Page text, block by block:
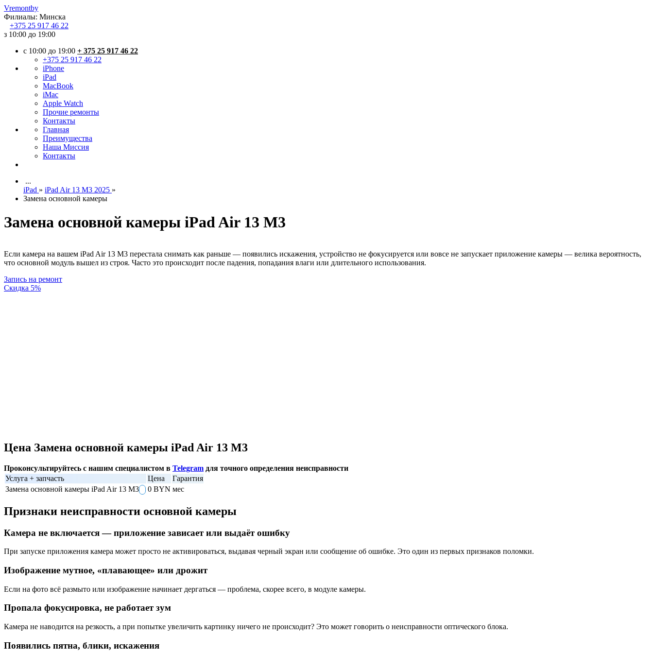
Vremontby
Филиалы: Минска
+375 25 917 46 22
з 10:00 до 19:00
c 10:00 до 19:00 + 375 25 917 46 22
+375 25 917 46 22
iPhone
iPad
MacBook
iMac
Apple Watch
Прочие ремонты
Контакты
Главная
Преимущества
Наша Миссия
Контакты
...
iPad » iPad Air 13 M3 2025 »
Замена основной камеры
Замена основной камеры iPad Air 13 M3
Если камера на вашем iPad Air 13 M3 перестала снимать как раньше — появились искажения, устройство не фокусируется или вовсе не запускает приложение камеры — велика вероятность,
что основной модуль вышел из строя. Часто это происходит после падения, попадания влаги или длительного использования.
Запись на ремонт
Скидка 5%
Цена Замена основной камеры iPad Air 13 M3
Проконсультируйтесь с нашим специалистом в Telegram для точного определения неисправности
Услуга + запчасть
Цена
Гарантия
Замена основной камеры iPad Air 13 M3
0 BYN мес
Признаки неисправности основной камеры
Камера не включается — приложение зависает или выдаёт ошибку
При запуске приложения камера может просто не активироваться, выдавая черный экран или сообщение об ошибке. Это один из первых признаков поломки.
Изображение мутное, «плавающее» или дрожит
Если на фото всё размыто или изображение начинает дергаться — проблема, скорее всего, в модуле камеры.
Пропала фокусировка, не работает зум
Камера не наводится на резкость, а при попытке увеличить картинку ничего не происходит? Это может говорить о неисправности оптического блока.
Появились пятна, блики, искажения